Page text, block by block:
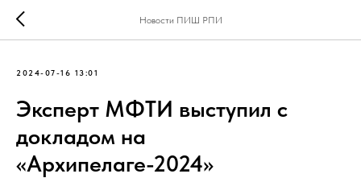
Новости ПИШ РПИ
2024-07-16 13:01
Эксперт МФТИ выступил с
докладом на
«Архипелаге-2024»